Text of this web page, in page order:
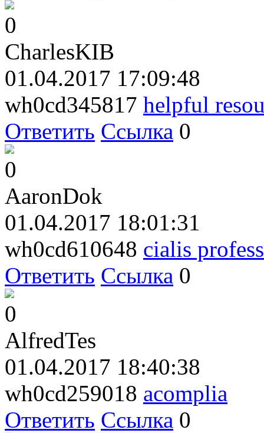
0
CharlesKIB
01.04.2017 17:09:48
wh0cd345817 helpful
Ответить Ссылка 0
0
AaronDok
01.04.2017 18:01:31
wh0cd610648 cialis
Ответить Ссылка 0
0
AlfredTes
01.04.2017 18:40:38
wh0cd259018 acomplia
Ответить Ссылка 0